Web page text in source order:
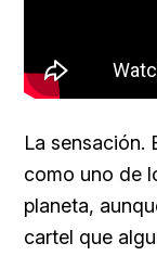
La sensación.
como uno de
planeta,
cartel que